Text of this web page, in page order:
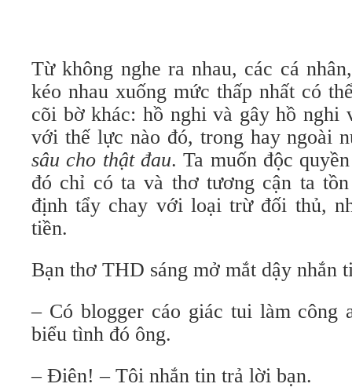
Từ không nghe ra nhau, các cá
kéo nhau xuống mức thấp nhất có
cõi bờ khác: hồ nghi và gây hồ nghi
với thế lực nào đó, trong hay ngoài
sâu cho thật đau. Ta muốn độc
đó chỉ có ta và thơ tương cận ta
định tẩy chay với loại trừ đối thủ,
tiền.
Bạn thơ THD sáng mở mắt dậy nhắn
– Có blogger cáo giác tui làm công
biểu tình đó ông.
– Điên! – Tôi nhắn tin trả lời bạn.